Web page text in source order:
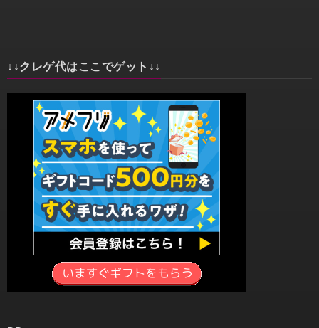
↓↓クレゲ代はここでゲット↓↓